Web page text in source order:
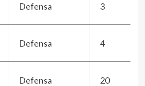
Defensa 3
Defensa 4
Defensa 20